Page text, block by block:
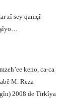
zî sey qamçî
şîyo…
keno, ca-ca
M. Reza
2008 de Tirkîya